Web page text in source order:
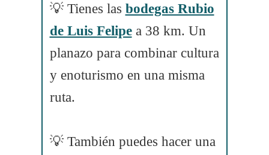
💡 Tienes las bodegas Rubio
de Luis Felipea 38 km. Un
planazo para combinar cultura
y enoturismo en una misma
ruta.
💡 También puedes hacer una